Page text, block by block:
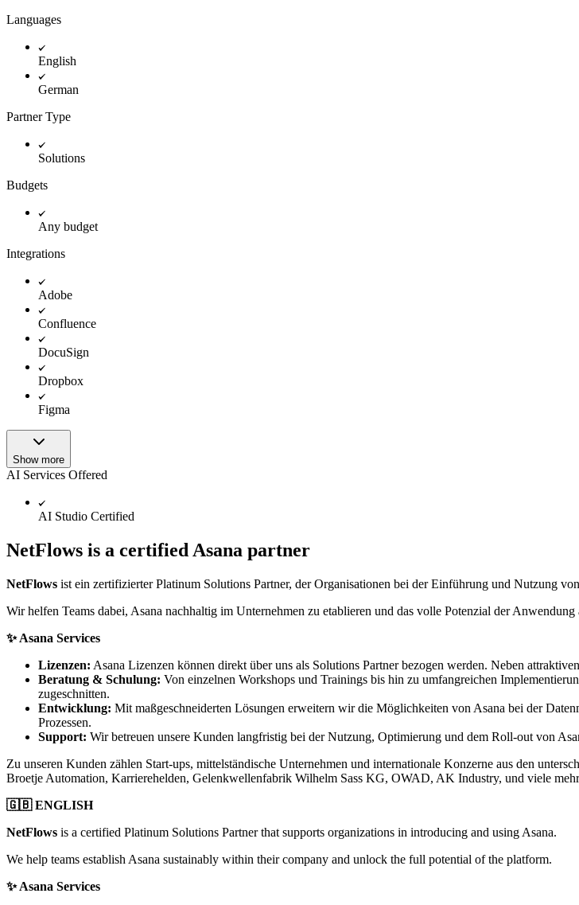
Languages
English
German
Partner Type
Solutions
Budgets
Any budget
Integrations
Adobe
Confluence
DocuSign
Dropbox
Figma
Show more
AI Services Offered
AI Studio Certified
NetFlows is a certified Asana partner
NetFlows ist ein zertifizierter Platinum Solutions Partner, der Organisationen bei der Einführung und Nutzung
Wir helfen Teams dabei, Asana nachhaltig im Unternehmen zu etablieren und das volle Potenzial der Anwendung
✨ Asana Services
Lizenzen: Asana Lizenzen können direkt über uns als Solutions Partner bezogen werden. Neben
Beratung & Schulung: Von einzelnen Workshops und Trainings bis hin zu umfangreichen
zugeschnitten.
Entwicklung: Mit maßgeschneiderten Lösungen erweitern wir die Möglichkeiten von Asana bei der
Prozessen.
Support: Wir betreuen unsere Kunden langfristig bei der Nutzung, Optimierung und dem Roll-out von
Zu unseren Kunden zählen Start-ups, mittelständische Unternehmen und internationale Konzerne aus den
Broetje Automation, Karrierehelden, Gelenkwellenfabrik Wilhelm Sass KG, OWAD, AK Industry, und viele
🇬🇧 ENGLISH
NetFlows is a certified Platinum Solutions Partner that supports organizations in introducing and using Asana.
We help teams establish Asana sustainably within their company and unlock the full potential of the platform.
✨ Asana Services